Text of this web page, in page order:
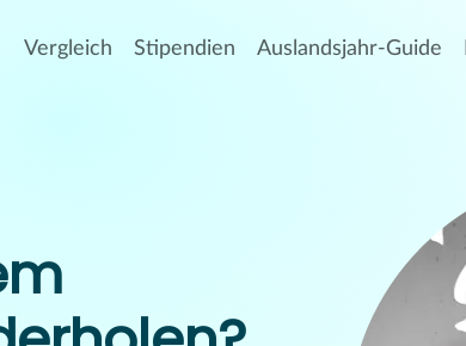
Vergleich Stipendien Auslandsjahr-Guide